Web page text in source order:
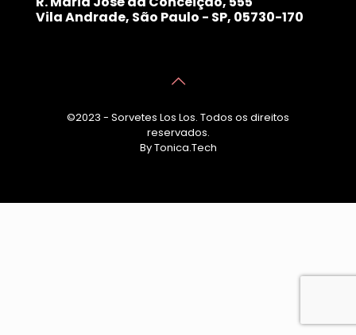
Vila Andrade, São Paulo - SP, 05730-170
©2023 - Sorvetes Los Los. Todos os direitos
reservados.
By Tonica.Tech